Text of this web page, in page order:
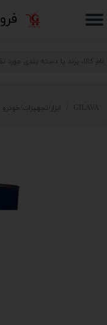
حساب کاربری من
خروج از حساب کاربری
GILAVA ابزار/تجهیزات/خودرو